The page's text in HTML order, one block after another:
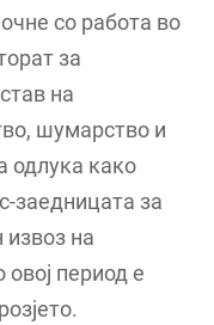
со работа во
за
на
шумарство и
одлука како
заедницата за
на
период е